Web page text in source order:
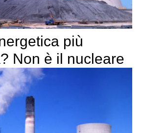
più
Non è il nucleare